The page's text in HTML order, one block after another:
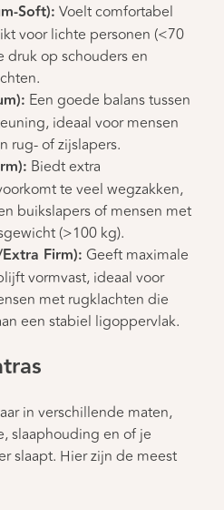
Soft): Voelt comfortabel
voor lichte personen (<70
druk op schouders en
Een goede balans tussen
ideaal voor mensen
rug- of zijslapers.
Biedt extra
te veel wegzakken,
buikslapers of mensen met
(>100 kg).
Firm): Geeft maximale
vormvast, ideaal voor
met rugklachten die
een stabiel ligoppervlak.
in verschillende maten,
slaaphouding en of je
slaapt. Hier zijn de meest